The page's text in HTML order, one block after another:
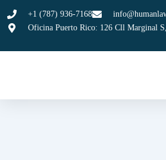
+1 (787) 936-7168
Oficina Puerto Rico: 126 Cll Marginal